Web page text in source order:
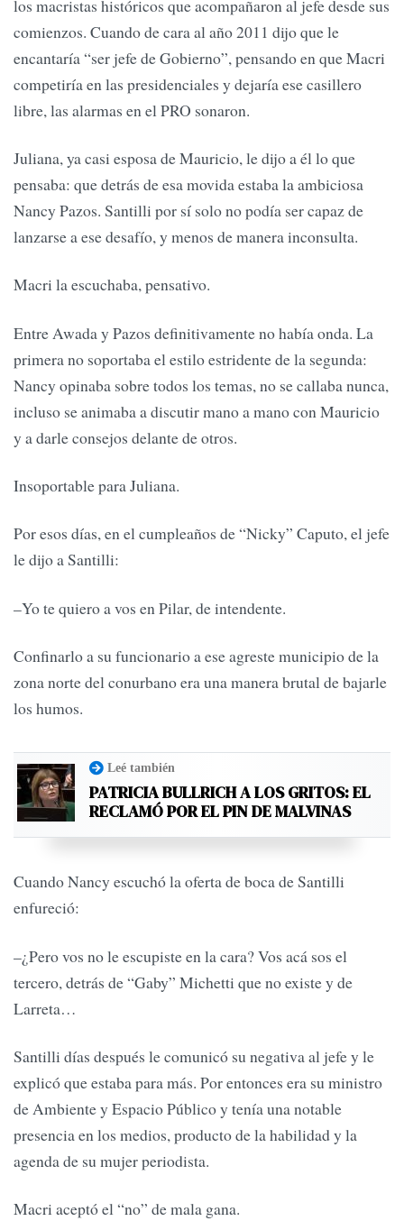
los macristas históricos que acompañaron al jefe desde sus
comienzos. Cuando de cara al año 2011 dijo que le
encantaría “ser jefe de Gobierno”, pensando en que Macri
competiría en las presidenciales y dejaría ese casillero
libre, las alarmas en el PRO sonaron.
Juliana, ya casi esposa de Mauricio, le dijo a él lo que
pensaba: que detrás de esa movida estaba la ambiciosa
Nancy Pazos. Santilli por sí solo no podía ser capaz de
lanzarse a ese desafío, y menos de manera inconsulta.
Macri la escuchaba, pensativo.
Entre Awada y Pazos definitivamente no había onda. La
primera no soportaba el estilo estridente de la segunda:
Nancy opinaba sobre todos los temas, no se callaba nunca,
incluso se animaba a discutir mano a mano con Mauricio
y a darle consejos delante de otros.
Insoportable para Juliana.
Por esos días, en el cumpleaños de “Nicky” Caputo, el jefe
le dijo a Santilli:
–Yo te quiero a vos en Pilar, de intendente.
Confinarlo a su funcionario a ese agreste municipio de la
zona norte del conurbano era una manera brutal de bajarle
los humos.
Leé también
PATRICIA BULLRICH A LOS GRITOS: EL
RECLAMÓ POR EL PIN DE MALVINAS
Cuando Nancy escuchó la oferta de boca de Santilli
enfureció:
–¿Pero vos no le escupiste en la cara? Vos acá sos el
tercero, detrás de “Gaby” Michetti que no existe y de
Larreta…
Santilli días después le comunicó su negativa al jefe y le
explicó que estaba para más. Por entonces era su ministro
de Ambiente y Espacio Público y tenía una notable
presencia en los medios, producto de la habilidad y la
agenda de su mujer periodista.
Macri aceptó el “no” de mala gana.